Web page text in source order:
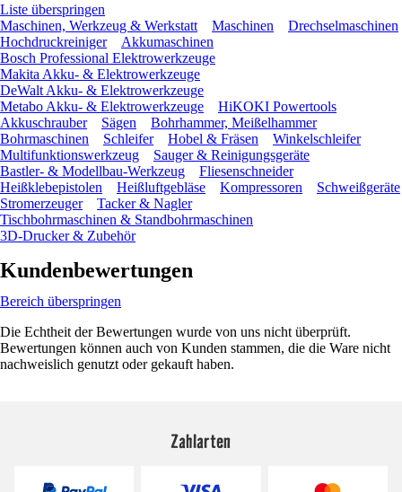
Liste überspringen
Maschinen, Werkzeug & Werkstatt
Maschinen
Drechselmaschinen
Hochdruckreiniger
Akkumaschinen
Bosch Professional Elektrowerkzeuge
Makita Akku- & Elektrowerkzeuge
DeWalt Akku- & Elektrowerkzeuge
Metabo Akku- & Elektrowerkzeuge
HiKOKI Powertools
Akkuschrauber
Sägen
Bohrhammer, Meißelhammer
Bohrmaschinen
Schleifer Hobel & Fräsen
Winkelschleifer
Multifunktionswerkzeug
Sauger & Reinigungsgeräte
Bastler- & Modellbau-Werkzeug
Fliesenschneider
Heißklebepistolen
Heißluftgebläse Kompressoren
Schweißgeräte
Stromerzeuger
Tacker & Nagler
Tischbohrmaschinen & Standbohrmaschinen
3D-Drucker & Zubehör
Kundenbewertungen
Bereich überspringen
Die Echtheit der Bewertungen wurde von uns nicht überprüft.
Bewertungen können auch von Kunden stammen, die die Ware nicht
nachweislich genutzt oder gekauft haben.
Zahlarten